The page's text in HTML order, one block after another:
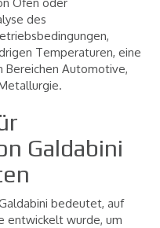
des
Temperaturen, eine
Bereichen Automotive,
Galdabini
bedeutet, auf
entwickelt wurde, um